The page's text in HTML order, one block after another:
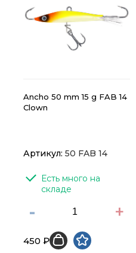
Ancho 50 mm 15 g FAB 14
Clown
Артикул: 50 FAB 14
Есть много на
складе
- +
450 ₽